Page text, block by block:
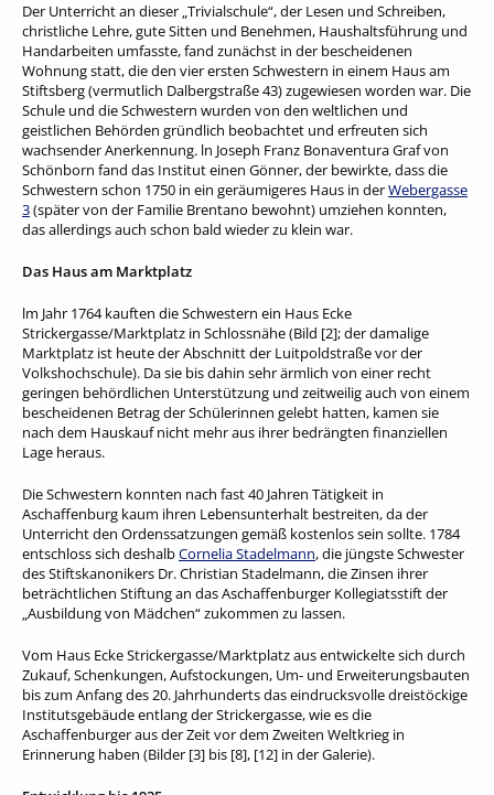
Der Unterricht an dieser „Trivialschule“, der Lesen und Schreiben,
christliche Lehre, gute Sitten und Benehmen, Haushaltsführung und
Handarbeiten umfasste, fand zunächst in der bescheidenen
Wohnung statt, die den vier ersten Schwestern in einem Haus am
Stiftsberg (vermutlich Dalbergstraße 43) zugewiesen worden war. Die
Schule und die Schwestern wurden von den weltlichen und
geistlichen Behörden gründlich beobachtet und erfreuten sich
wachsender Anerkennung. ln Joseph Franz Bonaventura Graf von
Schönborn fand das Institut einen Gönner, der bewirkte, dass die
Schwestern schon 1750 in ein geräumigeres Haus in derWebergasse
3(später von der Familie Brentano bewohnt) umziehen konnten,
das allerdings auch schon bald wieder zu klein war.
Das Haus am Marktplatz
lm Jahr 1764 kauften die Schwestern ein Haus Ecke
Strickergasse/Marktplatz in Schlossnähe (Bild [2]; der damalige
Marktplatz ist heute der Abschnitt der Luitpoldstraße vor der
Volkshochschule). Da sie bis dahin sehr ärmlich von einer recht
geringen behördlichen Unterstützung und zeitweilig auch von einem
bescheidenen Betrag der Schülerinnen gelebt hatten, kamen sie
nach dem Hauskauf nicht mehr aus ihrer bedrängten finanziellen
Lage heraus.
Die Schwestern konnten nach fast 40 Jahren Tätigkeit in
Aschaffenburg kaum ihren Lebensunterhalt bestreiten, da der
Unterricht den Ordenssatzungen gemäß kostenlos sein sollte. 1784
entschloss sich deshalbCornelia Stadelmann, die jüngste Schwester
des Stiftskanonikers Dr. Christian Stadelmann, die Zinsen ihrer
beträchtlichen Stiftung an das Aschaffenburger Kollegiatsstift der
„Ausbildung von Mädchen“ zukommen zu lassen.
Vom Haus Ecke Strickergasse/Marktplatz aus entwickelte sich durch
Zukauf, Schenkungen, Aufstockungen, Um- und Erweiterungsbauten
bis zum Anfang des 20. Jahrhunderts das eindrucksvolle dreistöckige
Institutsgebäude entlang der Strickergasse, wie es die
Aschaffenburger aus der Zeit vor dem Zweiten Weltkrieg in
Erinnerung haben (Bilder [3] bis [8], [12] in der Galerie).